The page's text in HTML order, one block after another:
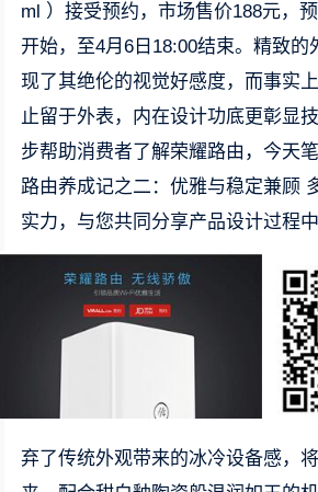
ml ）接受预约，市场售价188元，
开始，至4月6日18:00结束。精致的
现了其绝伦的视觉好感度，而事实
止留于外表，内在设计功底更彰显
步帮助消费者了解荣耀路由，今天
路由养成记之二：优雅与稳定兼顾
实力，与您共同分享产品设计过程中
弃了传统外观带来的冰冷设备感，